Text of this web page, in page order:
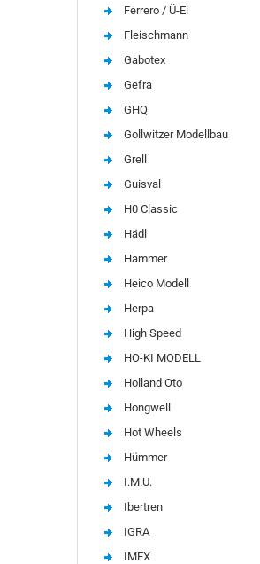
Ferrero / Ü-Ei
Fleischmann
Gabotex
Gefra
GHQ
Gollwitzer Modellbau
Grell
Guisval
H0 Classic
Hädl
Hammer
Heico Modell
Herpa
High Speed
HO-KI MODELL
Holland Oto
Hongwell
Hot Wheels
Hümmer
I.M.U.
Ibertren
IGRA
IMEX